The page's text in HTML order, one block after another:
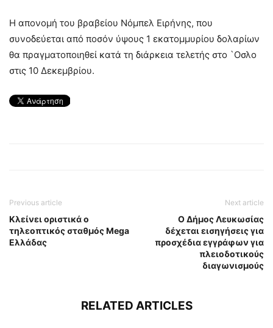
Η απονομή του βραβείου Νόμπελ Ειρήνης, που
συνοδεύεται από ποσόν ύψους 1 εκατομμυρίου δολαρίων
θα πραγματοποιηθεί κατά τη διάρκεια τελετής στο `Οσλο
στις 10 Δεκεμβρίου.
Previous article
Κλείνει οριστικά ο
τηλεοπτικός σταθμός Mega
Ελλάδας
Next article
Ο Δήμος Λευκωσίας
δέχεται εισηγήσεις για
προσχέδια εγγράφων για
πλειοδοτικούς
διαγωνισμούς
RELATED ARTICLES